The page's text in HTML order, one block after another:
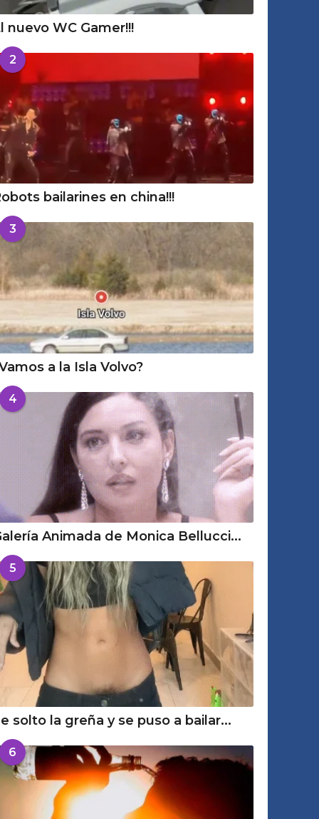
nuevo WC Gamer!!!
2
bailarines en china!!!
3
a la Isla Volvo?
4
Animada de Monica Bellucci...
5
solto la greña y se puso a bailar...
6